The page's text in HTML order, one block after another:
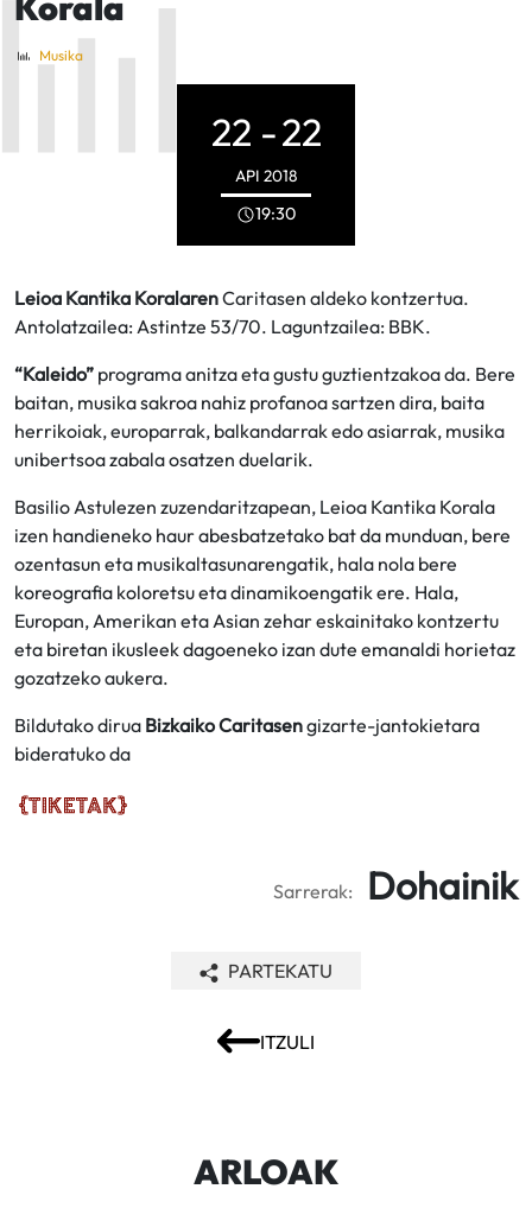
Musika
22 -22
API 2018
19:30
Leioa Kantika KoralarenCaritasen aldeko kontzertua.
Antolatzailea: Astintze 53/70. Laguntzailea: BBK.
“Kaleido” programa anitza eta gustu guztientzakoa da. Bere
baitan, musika sakroa nahiz profanoa sartzen dira, baita
herrikoiak, europarrak, balkandarrak edo asiarrak, musika
unibertsoa zabala osatzen duelarik.
Basilio Astulezen zuzendaritzapean, Leioa Kantika Korala
izen handieneko haur abesbatzetako bat da munduan, bere
ozentasun eta musikaltasunarengatik, hala nola bere
koreografia koloretsu eta dinamikoengatik ere. Hala,
Europan, Amerikan eta Asian zehar eskainitako kontzertu
eta biretan ikusleek dagoeneko izan dute emanaldi horietaz
gozatzeko aukera.
Bildutako dirua Bizkaiko Caritasengizarte-jantokietara
bideratuko da
Sarrerak: Dohainik
ITZULI
PARTEKATU
ARLOAK